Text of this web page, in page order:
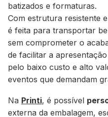
batizados e formaturas.
Com estrutura resistente
é feita para transportar
sem comprometer o
de facilitar a
pelo baixo custo e alto
eventos que demandam
Na Printi, é possível
externa da embalagem,